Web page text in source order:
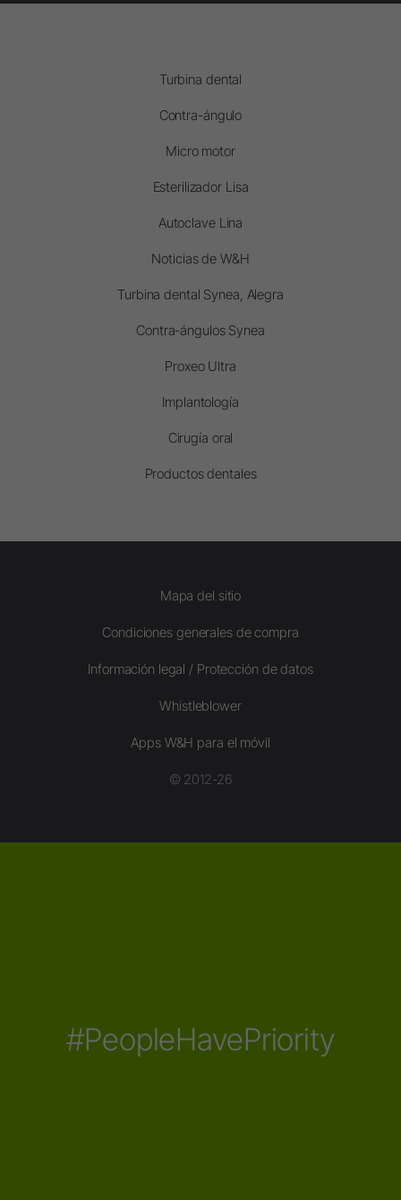
Turbina dental
Contra-ángulo
Micro motor
Esterilizador Lisa
Autoclave Lina
Noticias de W&H
Turbina dental Synea, Alegra
Contra-ángulos Synea
Proxeo Ultra
Implantología
Cirugía oral
Productos dentales
Mapa del sitio
Condiciones generales de compra
Información legal / Protección de datos
Whistleblower
Apps W&H para el móvil
© 2012-26
#PeopleHavePriority